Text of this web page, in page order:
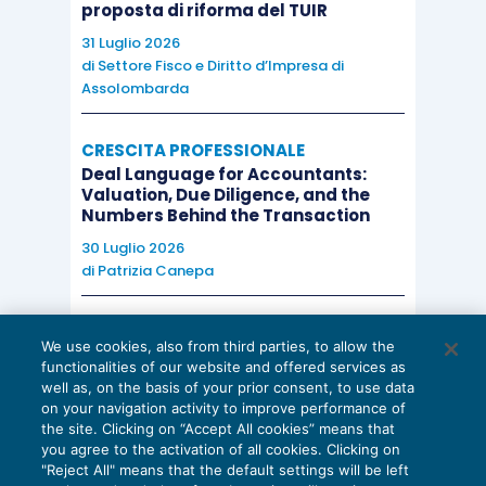
Errata
ione dei
campi
tecnici
“Codice
attività
ATECO”,
“Settore”,
“Codice
Regione”,
“Codice
Comune”,
“Dimensi
impresa”
e
“Tipologi
a costi”.
zione di
integrativ
a per
corregge
re i dati
o.
una
sostanzia
le del
applicabil
e.
proposta di riforma del TUIR
31 Luglio 2026
di Settore Fisco e Diritto d’Impresa di
Assolombarda
CRESCITA PROFESSIONALE
Deal Language for Accountants:
Valuation, Due Diligence, and the
Numbers Behind the Transaction
30 Luglio 2026
di Patrizia Canepa
EU AI Act e studi professionali: le
scadenze concrete
27 Luglio 2026
di Diego BarberieStefano Dovier
We use cookies, also from third parties, to allow the
functionalities of our website and offered services as
well as, on the basis of your prior consent, to use data
on your navigation activity to improve performance of
the site. Clicking on “Accept All cookies” means that
you agree to the activation of all cookies. Clicking on
"Reject All" means that the default settings will be left